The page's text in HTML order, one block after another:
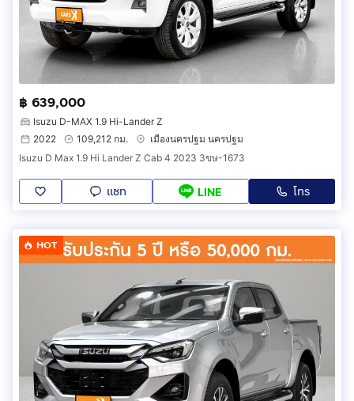
฿ 639,000
Isuzu D-MAX 1.9 Hi-Lander Z
2022
109,212 กม.
เมืองนครปฐม นครปฐม
Isuzu D Max 1.9 Hi Lander Z Cab 4 2023 3ขษ-1673
แชท LINE โทร
HOT